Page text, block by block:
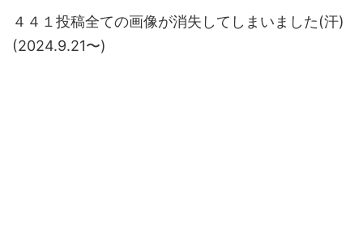
４４１投稿全ての画像が消失してしまいました(汗)
(2024.9.21〜)